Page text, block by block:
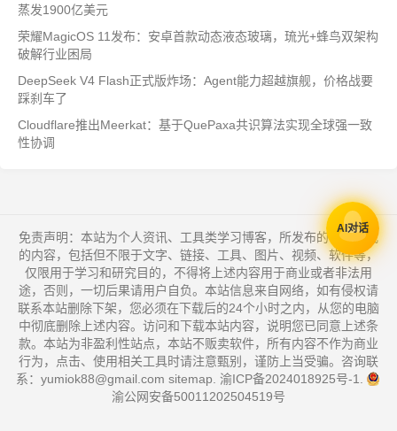
蒸发1900亿美元
荣耀MagicOS 11发布：安卓首款动态液态玻璃，琉光+蜂鸟双架构
破解行业困局
DeepSeek V4 Flash正式版炸场：Agent能力超越旗舰，价格战要
踩刹车了
Cloudflare推出Meerkat：基于QuePaxa共识算法实现全球强一致
性协调
免责声明：本站为个人资讯、工具类学习博客，所发布的一切形式
的内容，包括但不限于文字、链接、工具、图片、视频、软件等，
仅限用于学习和研究目的，不得将上述内容用于商业或者非法用
途，否则，一切后果请用户自负。本站信息来自网络，如有侵权请
联系本站删除下架，您必须在下载后的24个小时之内，从您的电脑
中彻底删除上述内容。访问和下载本站内容，说明您已同意上述条
款。本站为非盈利性站点，本站不贩卖软件，所有内容不作为商业
行为，点击、使用相关工具时请注意甄别，谨防上当受骗。咨询联
系：yumiok88@gmail.com sitemap 渝ICP备2024018925号-1
渝公网安备50011202504519号
AI对话